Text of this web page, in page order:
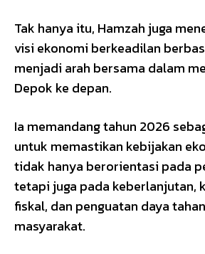
Tak hanya itu, Hamzah juga
visi ekonomi berkeadilan
menjadi arah bersama dalam
Depok ke depan.
Ia memandang tahun 2026
untuk memastikan kebijakan
tidak hanya berorientasi pada
tetapi juga pada keberlanjutan,
fiskal, dan penguatan daya
masyarakat.